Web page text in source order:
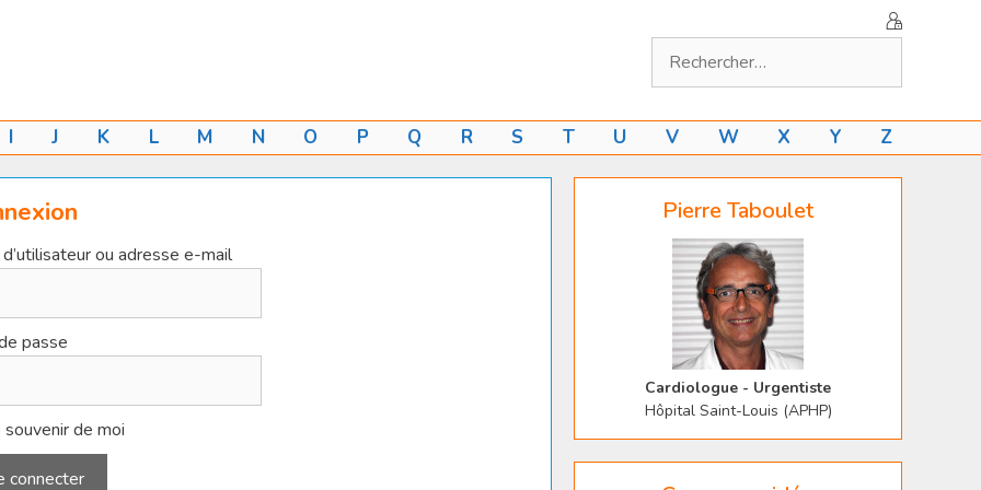
I J K L M N O P Q R S T U V W X Y Z
ou adresse e-mail
passe
souvenir de moi
Pierre Taboulet
Cardiologue - Urgentiste
Hôpital Saint-Louis (APHP)